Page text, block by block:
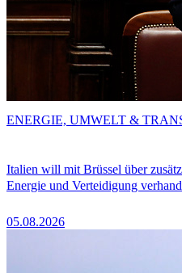
Italien will mit Brüssel über
Energie und Verteidigung
05.08.2026
ENERGIE, UMWELT &